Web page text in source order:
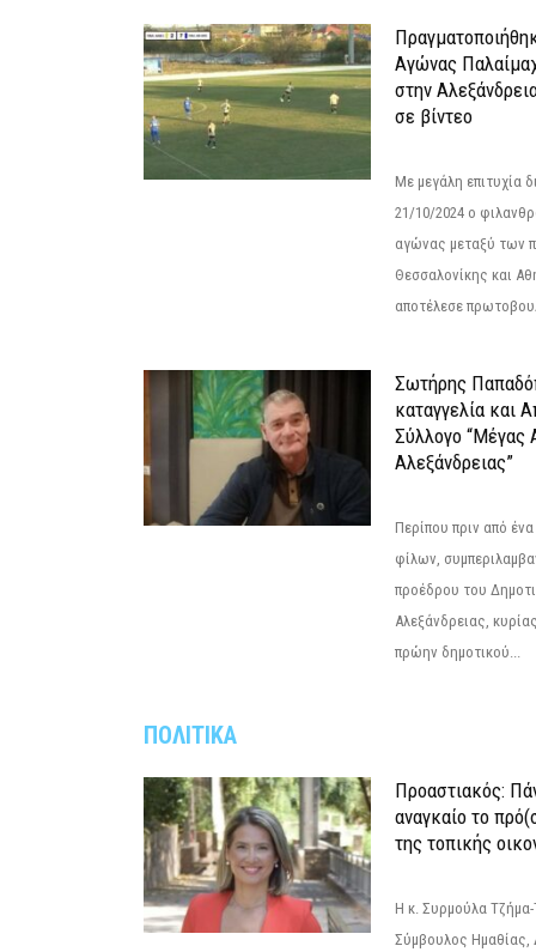
Αγώνας
στην
σε βίντεο
Με μεγάλη επιτυχία
21/10/2024 ο
αγώνας μεταξύ των
Θεσσαλονίκης και
αποτέλεσε
Σωτήρης
καταγγελία και
Σύλλογο “Μέγας
Αλεξάνδρειας”
Περίπου πριν από
φίλων,
προέδρου του
Αλεξάνδρειας,
πρώην δημοτικού...
ΠΟΛΙΤΙΚΑ
Προαστιακός:
αναγκαίο το
της τοπικής
Η κ. Συρμούλα
Σύμβουλος Ημαθίας,